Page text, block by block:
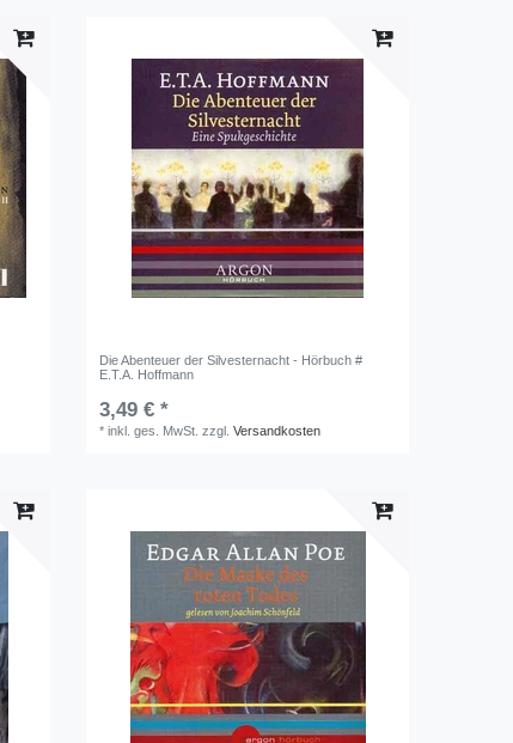
Die Abenteuer der Silvesternacht - Hörbuch #
E.T.A. Hoffmann
3,49 € *
*inkl. ges. MwSt. zzgl.Versandkosten